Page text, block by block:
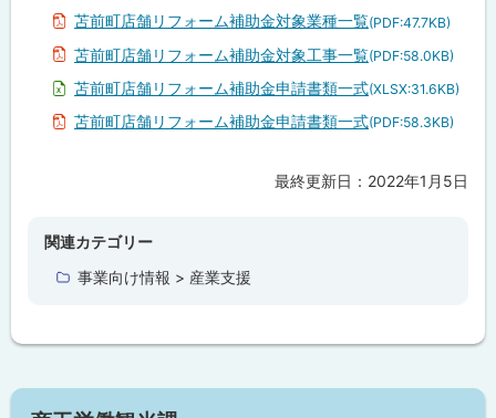
苫前町店舗リフォーム補助金対象業種一覧(PDF:47.7KB)
苫前町店舗リフォーム補助金対象工事一覧(PDF:58.0KB)
苫前町店舗リフォーム補助金申請書類一式(XLSX:31.6KB)
苫前町店舗リフォーム補助金申請書類一式(PDF:58.3KB)
最終更新日： 2022年1月5日
関連カテゴリー
事業向け情報 > 産業支援
サ